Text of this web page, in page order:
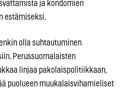
ja kondomien
estämiseksi.
olla suhtautuminen
Perussuomalaisten
linjaa pakolaispolitiikkaan,
puolueen muukalaisvihamieliset